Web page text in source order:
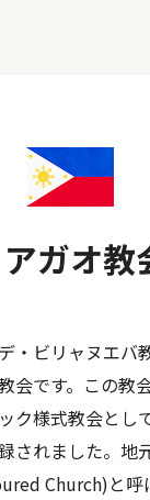
ガオ教
・ビリャヌエバ
会です。この教
ク様式教会とし
されました。地
Church)と呼